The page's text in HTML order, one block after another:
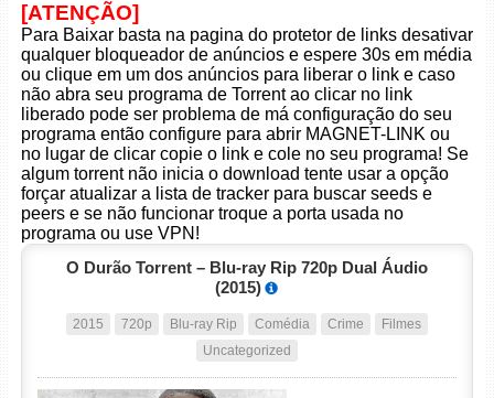
[ATENÇÃO]
Para Baixar basta na pagina do protetor de links desativar
qualquer bloqueador de anúncios e espere 30s em média
ou clique em um dos anúncios para liberar o link e caso
não abra seu programa de Torrent ao clicar no link
liberado pode ser problema de má configuração do seu
programa então configure para abrir MAGNET-LINK ou
no lugar de clicar copie o link e cole no seu programa! Se
algum torrent não inicia o download tente usar a opção
forçar atualizar a lista de tracker para buscar seeds e
peers e se não funcionar troque a porta usada no
programa ou use VPN!
O Durão Torrent – Blu-ray Rip 720p Dual Áudio
(2015)
2015 720p Blu-ray Rip Comédia Crime
Filmes
Uncategorized